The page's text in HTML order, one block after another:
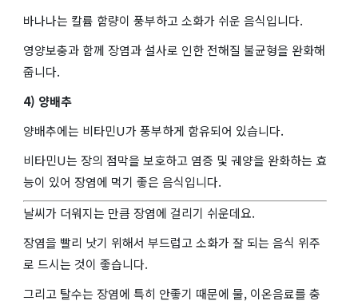
바나나는 칼륨 함량이 풍부하고 소화가 쉬운 음식입니다.
영양보충과 함께 장염과 설사로 인한 전해질 불균형을 완화해
줍니다.
4) 양배추
양배추에는 비타민U가 풍부하게 함유되어 있습니다.
비타민U는 장의 점막을 보호하고 염증 및 궤양을 완화하는 효
능이 있어 장염에 먹기 좋은 음식입니다.
날씨가 더워지는 만큼 장염에 걸리기 쉬운데요.
장염을 빨리 낫기 위해서 부드럽고 소화가 잘 되는 음식 위주
로 드시는 것이 좋습니다.
그리고 탈수는 장염에 특히 안좋기 때문에 물, 이온음료를 충